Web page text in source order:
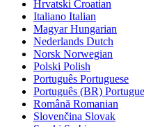
Hrvatski Croatian
Italiano Italian
Magyar Hungarian
Nederlands Dutch
Norsk Norwegian
Polski Polish
Português Portuguese
Português (BR)
Română Romanian
Slovenčina Slovak